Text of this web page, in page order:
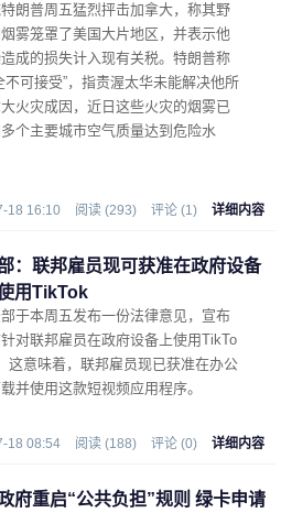
朗普周五猛烈抨击加拿大，称其野
雾笼罩了美国大片地区，并表示他
成的损失计入现有关税。特朗普称
不可接受”，指责渥太华未能解决他所
火灾成因，近日这些火灾的烟雾已
个主要城市空气质量达到危险水
18 16:10 阅读 (293) 评论 (1) 详细内容
：联邦雇员现可获准在政府设备
用TikTok
于本周五发布一份法律意见，宣布
对联邦雇员在政府设备上使用TikTo
这意味着，联邦雇员现已获准在办公
并使用这款短视频应用程序。
18 08:54 阅读 (188) 评论 (0) 详细内容
府重启“公共负担”规则 绿卡申请